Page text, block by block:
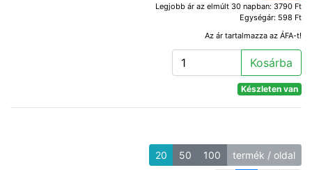
Legjobb ár az elmúlt 30 napban: 3790 Ft
Egységár: 598 Ft
Az ár tartalmazza az ÁFA-t!
Kosárba
Készleten van
20 50 100 termék / oldal